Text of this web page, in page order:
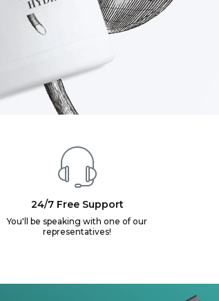
24/7 Free Support
You'll be speaking with one of our
representatives!